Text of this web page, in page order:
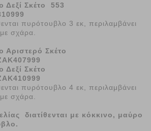
Δεξί Σκέτο 553
πυρότουβλο 3 εκ, περιλαμβάνει
σχάρα.
Αριστερό Σκέτο
Δεξί Σκέτο
πυρότουβλο 4 εκ, περιλαμβάνει
σχάρα.
διατίθενται με κόκκινο, μαύρο